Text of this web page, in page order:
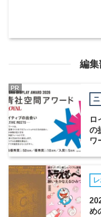
編
ロ
の
ワ
PR
め